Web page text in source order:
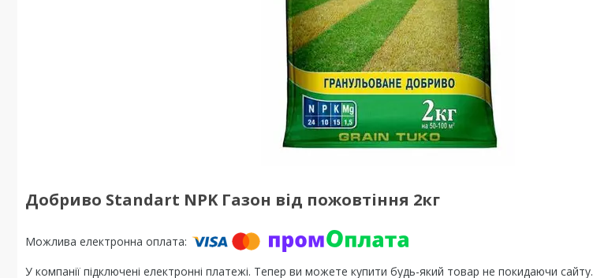
Добриво Standart NPK Газон від пожовтіння 2кг
У компанії підключені електронні платежі. Тепер ви можете купити будь-який товар не покидаючи сайту.